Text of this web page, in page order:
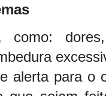
como:
alerta para o